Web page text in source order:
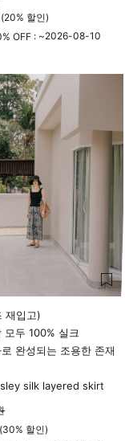
할인)
OFF : ~2026-08-10
재입고)
모두 100% 실크
완성되는 조용한 존재
silk layered skirt
할인)